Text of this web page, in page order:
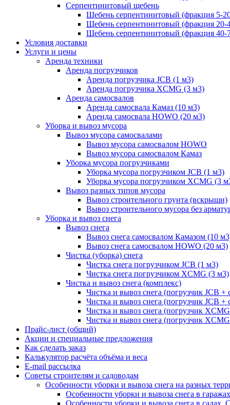
Серпентинитовый щебень
Щебень серпентинитовый (фракция 5-
Щебень серпентинитовый (фракция 20-
Щебень серпентинитовый (фракция 40-
Условия доставки
Услуги и цены
Аренда техники
Аренда погрузчиков
Аренда погрузчика JCB (1 м3)
Аренда погрузчика XCMG (3 м3)
Аренда самосвалов
Аренда самосвала Камаз (10 м3)
Аренда самосвала HOWO (20 м3)
Уборка и вывоз мусора
Вывоз мусора самосвалами
Вывоз мусора самосвалом HOWO
Вывоз мусора самосвалом Камаз
Уборка мусора погрузчиками
Уборка мусора погрузчиком JCB (1 м3)
Уборка мусора погрузчиком XCMG (3
Вывоз разных типов мусора
Вывоз строительного грунта (вскрыши)
Вывоз строительного мусора без
Уборка и вывоз снега
Вывоз снега
Вывоз снега самосвалом Камазом (10
Вывоз снега самосвалом HOWO (20 м3)
Чистка (уборка) снега
Чистка снега погрузчиком JCB (1 м3)
Чистка снега погрузчиком XCMG (3 м3)
Чистка и вывоз снега (комплекс)
Чистка и вывоз снега (погрузчик JCB +
Чистка и вывоз снега (погрузчик JCB +
Чистка и вывоз снега (погрузчик
Чистка и вывоз снега (погрузчик
Прайс-лист (общий)
Акции и специальные предложения
Как сделать заказ
Калькулятор расчёта объёма и веса
E-mail рассылка
Советы строителям и садоводам
Особенности уборки и вывоза снега на разных
Особенности уборки и вывоза снега в
Особенности уборки и вывоза снега в садах,